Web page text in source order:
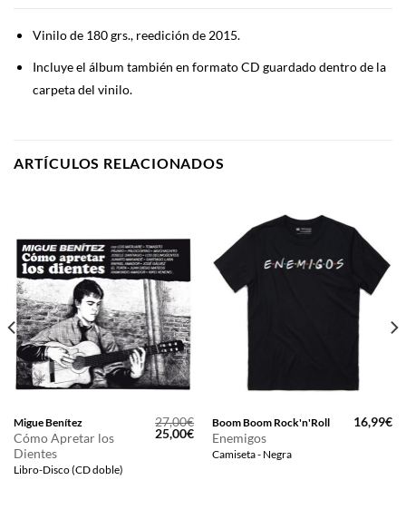
Vinilo de 180 grs., reedición de 2015.
Incluye el álbum también en formato CD guardado dentro de la
carpeta del vinilo.
ARTÍCULOS RELACIONADOS
Migue Benítez
Cómo Apretar los
Dientes
Libro-Disco (CD doble)
27,00€
El
precio
25,00€El
precio
actual
Boom Boom Rock'n'Roll
Enemigos
Camiseta - Negra
16,99€